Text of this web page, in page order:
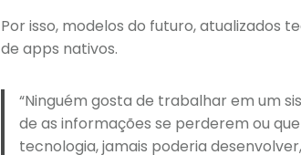
Por isso, modelos do futuro, atualizados
de apps nativos.
“Ninguém gosta de trabalhar em um
de as informações se perderem ou
tecnologia, jamais poderia